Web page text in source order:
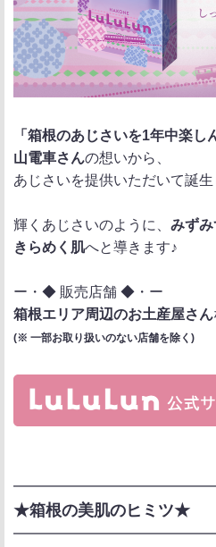
「箱根のあじさいを1年中楽し
山電車さんの想いから、
あじさいを提供いただいて誕生
輝くあじさいのように、 みずみ
きらめく肌へと導きます♪
ー・◆ 販売店舗 ◆・ー
箱根エリア周辺のお土産屋さん
(※ 一部お取り扱いのない店舗を除く)
★箱根の美肌のヒミツ★